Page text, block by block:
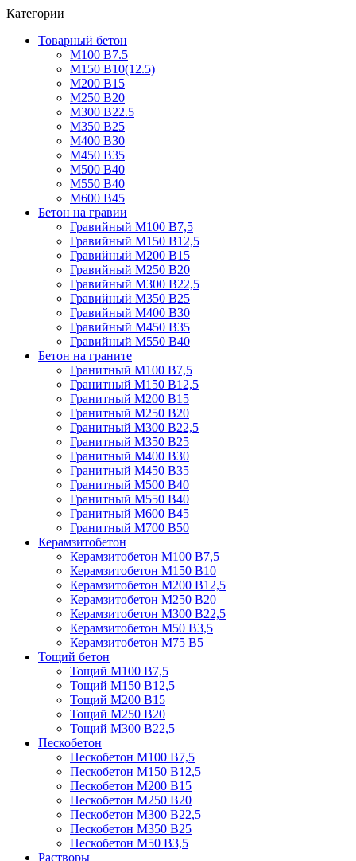
Категории
Товарный бетон
М100 В7.5
М150 В10(12.5)
М200 В15
М250 В20
М300 В22.5
М350 В25
М400 В30
М450 В35
М500 В40
М550 В40
М600 В45
Бетон на гравии
Гравийный М100 В7,5
Гравийный М150 В12,5
Гравийный М200 В15
Гравийный М250 В20
Гравийный М300 В22,5
Гравийный М350 В25
Гравийный М400 В30
Гравийный М450 В35
Гравийный М550 В40
Бетон на граните
Гранитный М100 В7,5
Гранитный М150 В12,5
Гранитный М200 В15
Гранитный М250 В20
Гранитный М300 В22,5
Гранитный М350 В25
Гранитный М400 В30
Гранитный М450 В35
Гранитный М500 В40
Гранитный М550 В40
Гранитный М600 В45
Гранитный М700 В50
Керамзитобетон
Керамзитобетон М100 В7,5
Керамзитобетон М150 В10
Керамзитобетон М200 В12,5
Керамзитобетон М250 В20
Керамзитобетон М300 В22,5
Керамзитобетон М50 В3,5
Керамзитобетон М75 В5
Тощий бетон
Тощий М100 В7,5
Тощий М150 В12,5
Тощий М200 В15
Тощий М250 В20
Тощий М300 В22,5
Пескобетон
Пескобетон М100 В7,5
Пескобетон М150 В12,5
Пескобетон М200 В15
Пескобетон М250 В20
Пескобетон М300 В22,5
Пескобетон М350 В25
Пескобетон М50 В3,5
Растворы